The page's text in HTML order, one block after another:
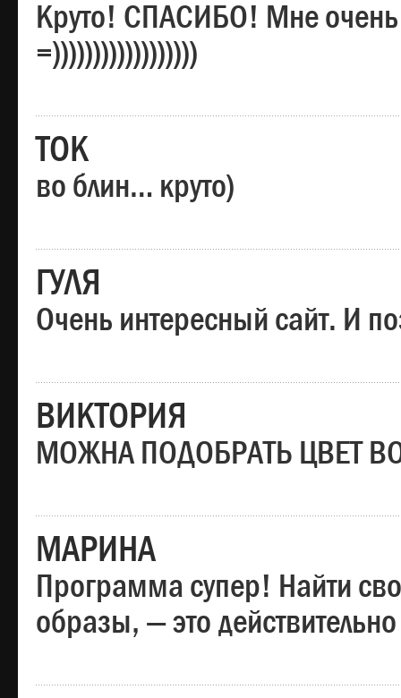
Круто! СПАСИБО! Мне
=))))))))))))))))))
ТОК
во блин… круто)
ГУЛЯ
Очень интересный сайт. И
ВИКТОРИЯ
МОЖНА ПОДОБРАТЬ ЦВЕТ
МАРИНА
Программа супер! Найти
образы, — это